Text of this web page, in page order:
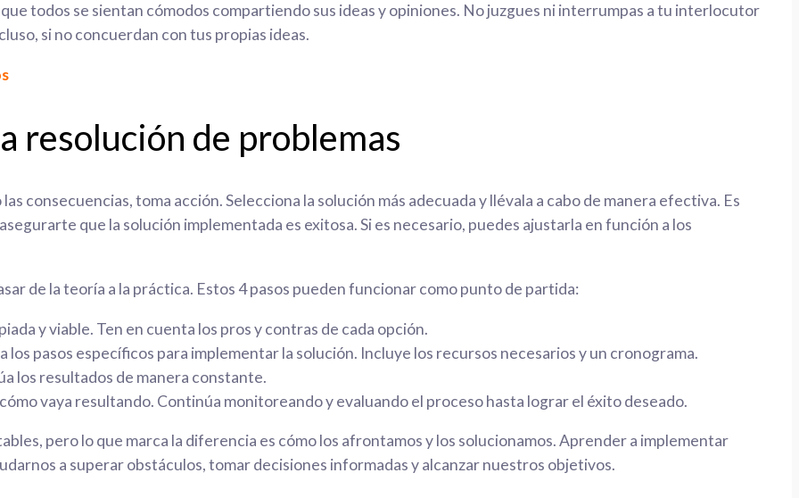
todos se sientan cómodos compartiendo sus ideas y opiniones. No juzgues ni interrumpas a tu interlocutor
si no concuerdan con tus propias ideas.
resolución de problemas
consecuencias, toma acción. Selecciona la solución más adecuada y llévala a cabo de manera efectiva. Es
que la solución implementada es exitosa. Si es necesario, puedes ajustarla en función a los
de la teoría a la práctica. Estos 4 pasos pueden funcionar como punto de partida:
y viable. Ten en cuenta los pros y contras de cada opción.
pasos específicos para implementar la solución. Incluye los recursos necesarios y un cronograma.
los resultados de manera constante.
vaya resultando. Continúa monitoreando y evaluando el proceso hasta lograr el éxito deseado.
pero lo que marca la diferencia es cómo los afrontamos y los solucionamos. Aprender a implementar
a superar obstáculos, tomar decisiones informadas y alcanzar nuestros objetivos.